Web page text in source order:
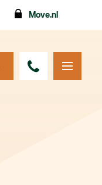
Move.nl